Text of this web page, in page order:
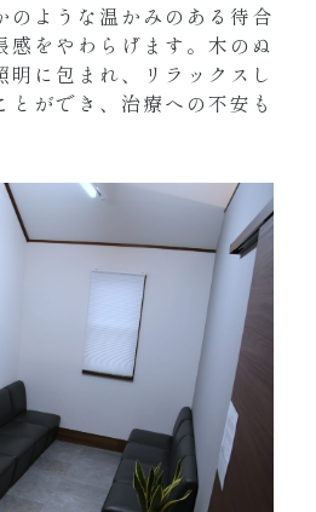
のような温かみのある待合
感をやわらげます。木のぬ
明に包まれ、リラックスし
とができ、治療への不安も